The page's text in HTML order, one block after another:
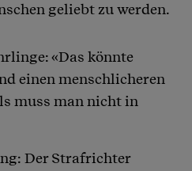
geliebt zu werden.
«Das könnte
einen menschlicheren
muss man nicht in
Der Strafrichter